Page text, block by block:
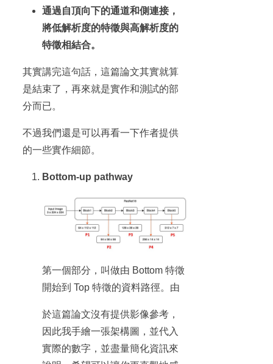
通過自頂向下的通道和側連接，
將低解析度的特徵與高解析度的
特徵相結合。
其實講完這句話，這篇論文其實就算
是結束了，再來就是實作和測試的部
分而已。
不過我們還是可以再看一下作者提供
的一些實作細節。
Bottom-up pathway
第一個部分，叫做由 Bottom 特徵
開始到 Top 特徵的資料路徑。由
於這篇論文沒有提供影像參考，
因此我手繪一張架構圖，並代入
實際的數字，並盡量簡化資訊來